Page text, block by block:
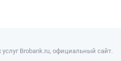
Brobank.ru, официальный сайт.